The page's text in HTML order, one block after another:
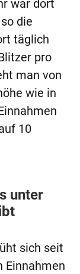
war dort
die
täglich
pro
man von
wie in
10
unter
sich seit
Einnahmen